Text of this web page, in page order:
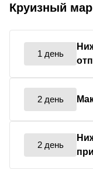
Круизный
1 день
2 день
2 день